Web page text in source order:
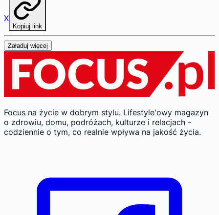
X
Kopiuj link
Załaduj więcej
Focus na życie w dobrym stylu. Lifestyle'owy magazyn
o zdrowiu, domu, podróżach, kulturze i relacjach -
codziennie o tym, co realnie wpływa na jakość życia.